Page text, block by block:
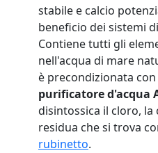
stabile e calcio
beneficio dei sistemi
Contiene tutti gli
nell'acqua di mare
è precondizionata con
purificatore d'acqua
disintossica il cloro,
residua che si trova
rubinetto.